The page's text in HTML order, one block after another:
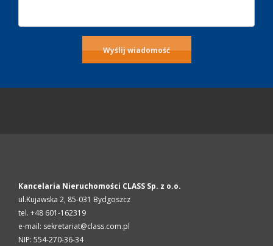
Kancelaria Nieruchomości CLASS Sp. z o.o.
ul.Kujawska 2, 85-031 Bydgoszcz
tel. +48 601-162319
e-mail: sekretariat@class.com.pl
NIP: 554-270-36-34